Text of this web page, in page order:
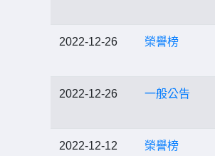
2022-12-26 榮譽榜
2022-12-26 一般公告
2022-12-12 榮譽榜